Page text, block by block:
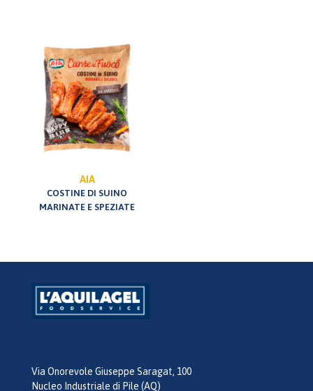
AIA
COSTINE DI SUINO
MARINATE E SPEZIATE
Via Onorevole Giuseppe Saragat, 100
Nucleo Industriale di Pile (AQ)